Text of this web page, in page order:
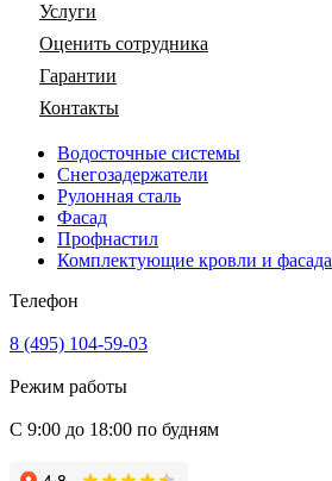
Услуги
Оценить сотрудника
Гарантии
Контакты
Водосточные системы
Снегозадержатели
Рулонная сталь
Фасад
Профнастил
Комплектующие кровли и фасада
Телефон
8 (495) 104-59-03
Режим работы
С 9:00 до 18:00 по будням